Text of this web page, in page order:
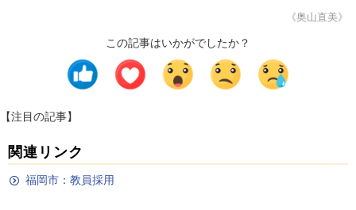
《奥山直美》
この記事はいかがでしたか？
【注目の記事】
関連リンク
福岡市：教員採用